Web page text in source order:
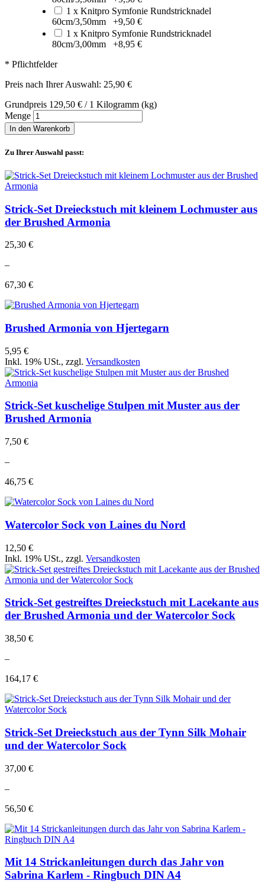
1 x Knitpro Symfonie Rundstricknadel
60cm/3,50mm +9,50 €
1 x Knitpro Symfonie Rundstricknadel
80cm/3,00mm +8,95 €
* Pflichtfelder
Preis nach Ihrer Auswahl: 25,90 €
Grundpreis 129,50 € / 1 Kilogramm (kg)
Menge
In den Warenkorb
Zu Ihrer Auswahl passt:
Strick-Set Dreieckstuch mit kleinem Lochmuster aus
der Brushed Armonia
25,30 €
–
67,30 €
Brushed Armonia von Hjertegarn
5,95 €
Inkl. 19% USt., zzgl. Versandkosten
Strick-Set kuschelige Stulpen mit Muster aus der
Brushed Armonia
7,50 €
–
46,75 €
Watercolor Sock von Laines du Nord
12,50 €
Inkl. 19% USt., zzgl. Versandkosten
Strick-Set gestreiftes Dreieckstuch mit Lacekante aus
der Brushed Armonia und der Watercolor Sock
38,50 €
–
164,17 €
Strick-Set Dreieckstuch aus der Tynn Silk Mohair
und der Watercolor Sock
37,00 €
–
56,50 €
Mit 14 Strickanleitungen durch das Jahr von
Sabrina Karlem - Ringbuch DIN A4